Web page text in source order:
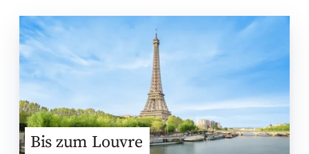
Bis zum Louvre